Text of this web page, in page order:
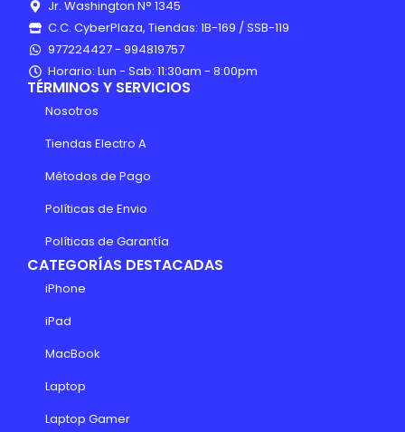
Jr. Washington N° 1345
C.C. CyberPlaza, Tiendas: 1B-169 / SSB-119
977224427 - 994819757
Horario: Lun - Sab: 11:30am - 8:00pm
TÉRMINOS Y SERVICIOS
Nosotros
Tiendas Electro A
Métodos de Pago
Políticas de Envio
Políticas de Garantía
CATEGORÍAS DESTACADAS
iPhone
iPad
MacBook
Laptop
Laptop Gamer